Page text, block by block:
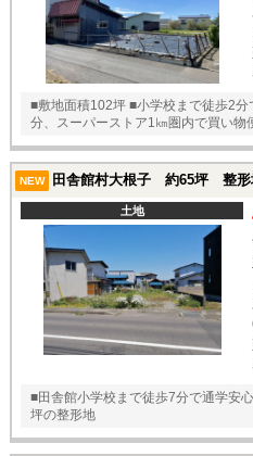
■敷地面積102坪 ■小学校まで徒歩2
分、スーパーストア1㎞圏内で買い物
NEW 田舎館村大根子 約65坪 整形地｜
土地
■田舎館小学校まで徒歩7分で通学安
坪の整形地